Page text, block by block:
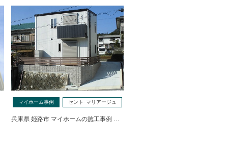
マイホーム事例 セント･マリアージュ
兵庫県 姫路市 マイホームの施工事例 …